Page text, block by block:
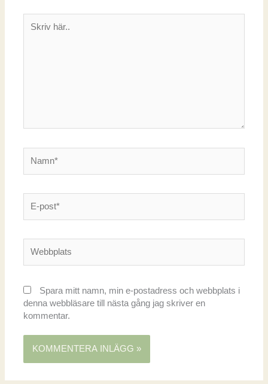
här..
post*
Spara mitt namn, min e-postadress och webbplats i
denna webbläsare till nästa gång jag skriver en
kommentar.